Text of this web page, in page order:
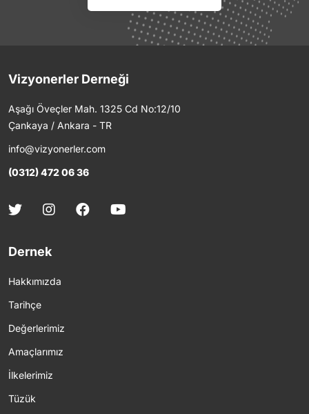
Vizyonerler Derneği
Aşağı Öveçler Mah. 1325 Cd No:12/10
Çankaya / Ankara - TR
info@vizyonerler.com
(0312) 472 06 36
Dernek
Hakkımızda
Tarihçe
Değerlerimiz
Amaçlarımız
İlkelerimiz
Tüzük